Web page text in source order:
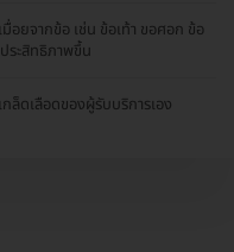
มื่อยจากข้อ เช่น ข้อเท้า ขอศอก ข้อ
ประสิทธิภาพขึ้น
กล็ดเลือดของผู้รับบริการเอง